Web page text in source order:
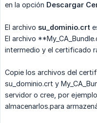
en la opción Descargar
El archivo su_dominio.crt
El archivo
intermedio y el certificado
Copie los archivos del
su_dominio.crt y
servidor o cree, por
almacenarlos.para